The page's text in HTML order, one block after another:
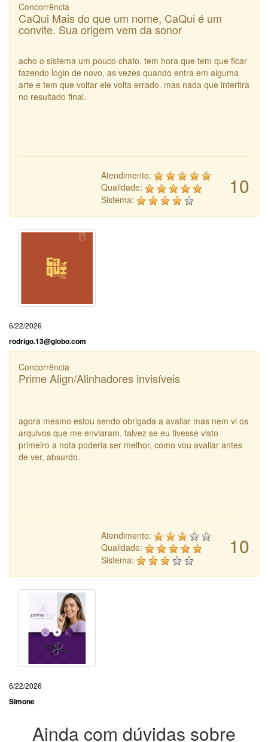
Concorrência
CaQui Mais do que um nome, CaQui é um
convite. Sua origem vem da sonor
acho o sistema um pouco chato. tem hora que tem que ficar
fazendo login de novo, as vezes quando entra em alguma
arte e tem que voltar ele volta errado. mas nada que interfira
no resultado final.
10
Atendimento:
Qualidade:
Sistema:
6/22/2026
rodrigo.13@globo.com
Concorrência
Prime Align/Alinhadores invisíveis
agora mesmo estou sendo obrigada a avaliar mas nem vi os
arquivos que me enviaram. talvez se eu tivesse visto
primeiro a nota poderia ser melhor, como vou avaliar antes
de ver, absurdo.
10
Atendimento:
Qualidade:
Sistema:
6/22/2026
Simone
Ainda com dúvidas sobre